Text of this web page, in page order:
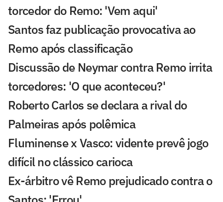
torcedor do Remo: 'Vem aqui'
Santos faz publicação provocativa ao
Remo após classificação
Discussão de Neymar contra Remo irrita
torcedores: 'O que aconteceu?'
Roberto Carlos se declara a rival do
Palmeiras após polêmica
Fluminense x Vasco: vidente prevê jogo
difícil no clássico carioca
Ex-árbitro vê Remo prejudicado contra o